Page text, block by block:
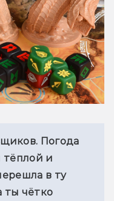
Погода
тёплой и
в ту
ты чётко